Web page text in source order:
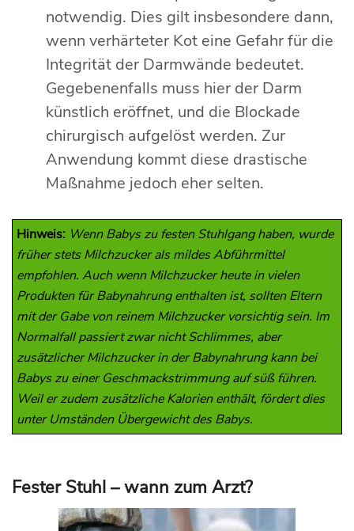
notwendig. Dies gilt insbesondere dann,
wenn verhärteter Kot eine Gefahr für die
Integrität der Darmwände bedeutet.
Gegebenenfalls muss hier der Darm
künstlich eröffnet, und die Blockade
chirurgisch aufgelöst werden. Zur
Anwendung kommt diese drastische
Maßnahme jedoch eher selten.
Hinweis: Wenn Babys zu festen Stuhlgang haben, wurde
früher stets Milchzucker als mildes Abführmittel
empfohlen. Auch wenn Milchzucker heute in vielen
Produkten für Babynahrung enthalten ist, sollten Eltern
mit der Gabe von reinem Milchzucker vorsichtig sein. Im
Normalfall passiert zwar nicht Schlimmes, aber
zusätzlicher Milchzucker in der Babynahrung kann bei
Babys zu einer Geschmackstrimmung auf süß führen.
Weil er zudem zusätzliche Kalorien enthält, fördert dies
unter Umständen Übergewicht des Babys.
Fester Stuhl – wann zum Arzt?